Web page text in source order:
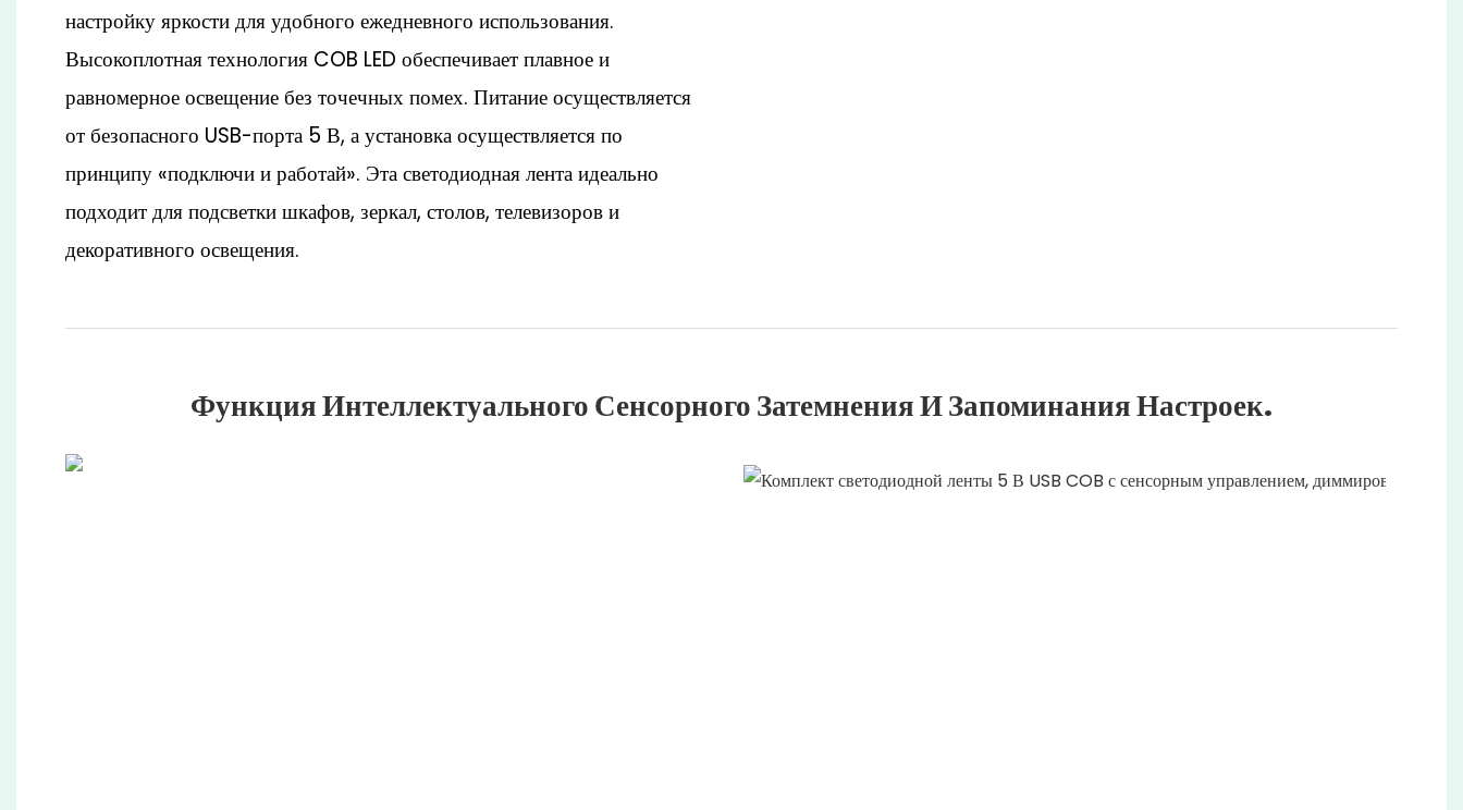
настройку яркости для удобного ежедневного использования.
Высокоплотная технология COB LED обеспечивает плавное и
равномерное освещение без точечных помех. Питание осуществляется
от безопасного USB-порта 5 В, а установка осуществляется по
принципу «подключи и работай». Эта светодиодная лента идеально
подходит для подсветки шкафов, зеркал, столов, телевизоров и
декоративного освещения.
Функция Интеллектуального Сенсорного Затемнения И Запоминания Настроек.